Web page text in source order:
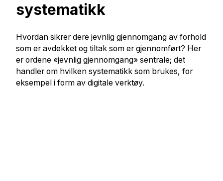
systematikk
Hvordan sikrer dere jevnlig gjennomgang av forhold
som er avdekket og tiltak som er gjennomført? Her
er ordene «jevnlig gjennomgang» sentrale; det
handler om hvilken systematikk som brukes, for
eksempel i form av digitale verktøy.